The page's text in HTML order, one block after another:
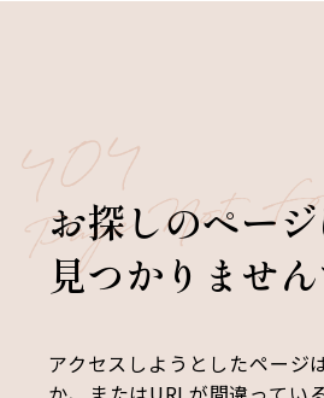
お探しのペー
見つかりませ
アクセスしようとしたページ